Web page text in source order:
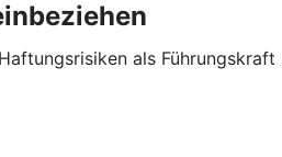
als Führungskraft